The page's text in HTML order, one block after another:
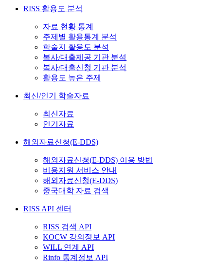
RISS 활용도 분석
자료 현황 통계
주제별 활용통계 분석
학술지 활용도 분석
복사/대출제공 기관 분석
복사/대출신청 기관 분석
활용도 높은 주제
최신/인기 학술자료
최신자료
인기자료
해외자료신청(E-DDS)
해외자료신청(E-DDS) 이용 방법
비용지원 서비스 안내
해외자료신청(E-DDS)
중국대학 자료 검색
RISS API 센터
RISS 검색 API
KOCW 강의정보 API
WILL 연계 API
Rinfo 통계정보 API